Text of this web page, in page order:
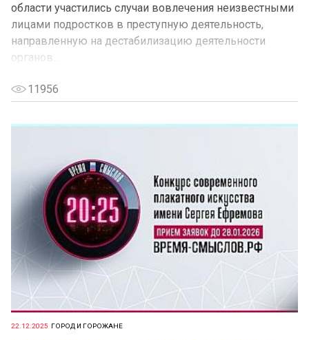
области участились случаи вовлечения неизвестными
лицами подростков в преступную деятельность,
направленную на дестабилизацию деятельности
органов...
11956
22.12.2025 ГОРОД И ГОРОЖАНЕ